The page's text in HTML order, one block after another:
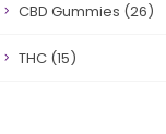
CBD Gummies (26)
THC (15)